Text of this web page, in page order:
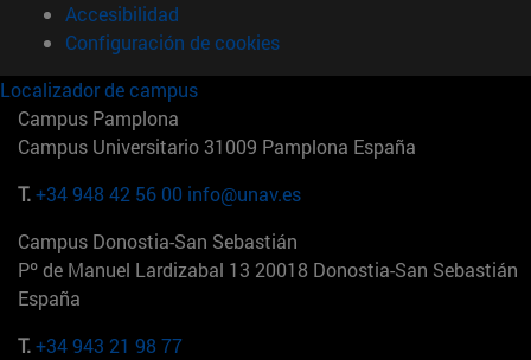
Accesibilidad
Configuración de cookies
Localizador de campus
Campus Pamplona
Campus Universitario 31009 Pamplona España
T.+34 948 42 56 00 info@unav.es
Campus Donostia-San Sebastián
Pº de Manuel Lardizabal 13 20018 Donostia-San Sebastián
España
T.+34 943 21 98 77